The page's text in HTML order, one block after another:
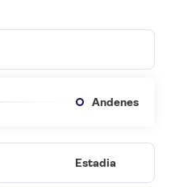
Andenes
Estadia